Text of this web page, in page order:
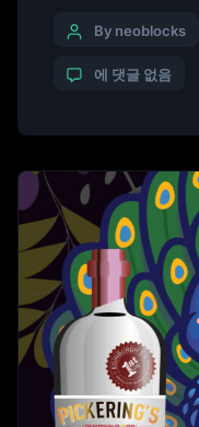
션 스타일리스트&
장 시 입구에서 메
By neoblocks
에 댓글 없음